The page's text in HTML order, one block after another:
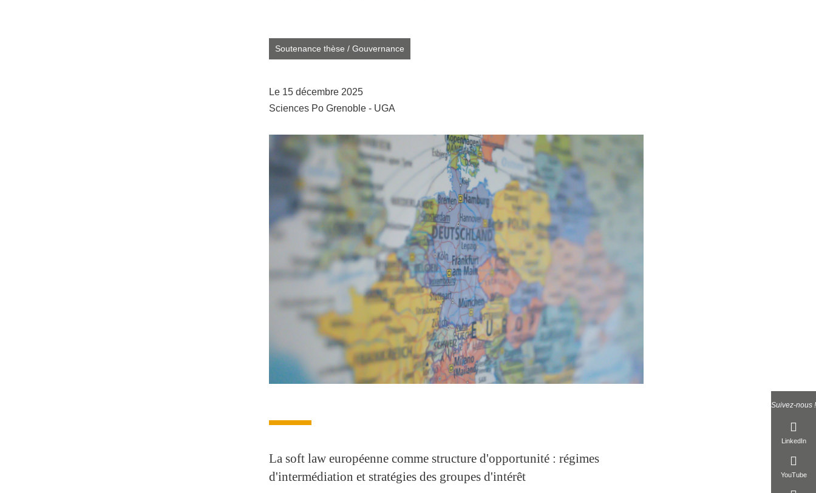
Suivez-nous !
LinkedIn
YouTube
Soutenance thèse / Gouvernance
Le 15 décembre 2025
Sciences Po Grenoble - UGA
La soft law européenne comme structure d'opportunité : régimes
d'intermédiation et stratégies des groupes d'intérêt